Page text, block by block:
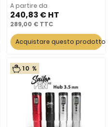
A partire da
240,83 €
289,00 €
Acquistare questo prodotto
10 %